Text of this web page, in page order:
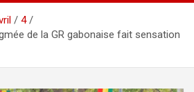
4
de la GR gabonaise fait sensation